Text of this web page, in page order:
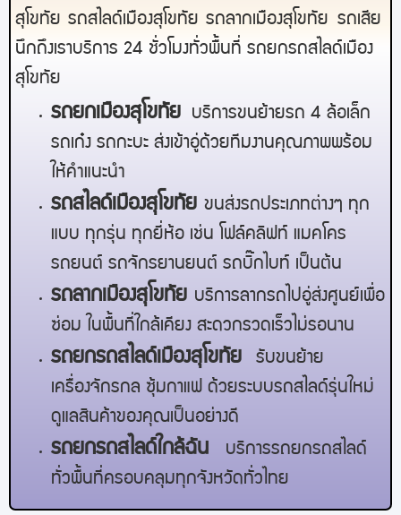
สุโขทัย รถสไลด์เมืองสุโขทัย รถลากเมืองสุโขทัย
รถเสีย
นึกถึงเราบริการ 24 ชั่วโมงทั่วพื้นที่ รถยกรถสไลด์เมือง
สุโขทัย
รถยกเมืองสุโขทัย
บริการขนย้ายรถ 4 ล้อเล็ก
รถเก๋ง รถกะบะ ส่งเข้าอู่ด้วยทีมงานคุณภาพพร้อม
ให้คำแนะนำ
รถสไลด์ เมืองสุโขทัย ขนส่งรถประเภทต่างๆ ทุก
แบบ ทุกรุ่น ทุกยี่ห้อ เช่น โฟล์คลิฟท์ แมคโคร
รถยนต์ รถจักรยานยนต์ รถบิ๊กไบท์ เป็นต้น
รถลาก เมืองสุโขทัย บริการลากรถไปอู่ส่งศูนย์เพื่อ
ซ่อม ในพื้นที่ใกล้เคียง สะดวกรวดเร็วไม่รอนาน
รถยกรถสไลด์ เมืองสุโขทัย
รับขนย้าย
เครื่องจักรกล ซุ้มกาแฟ ด้วยระบบรถสไลด์รุ่นใหม่
ดูแลสินค้าของคุณเป็นอย่างดี
รถยกรถสไลด์ใกล้ฉัน
บริการรถยกรถสไลด์
ทั่วพื้นที่ครอบคลุมทุกจังหวัดทั่วไทย